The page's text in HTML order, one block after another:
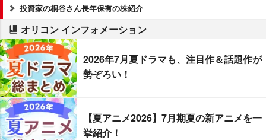
投資家の桐谷さん長年保有の株紹介
オリコン インフォメーション
2026年7月夏ドラマも、注目作＆話題作が
勢ぞろい！
【夏アニメ2026】7月期夏の新アニメを一
挙紹介！